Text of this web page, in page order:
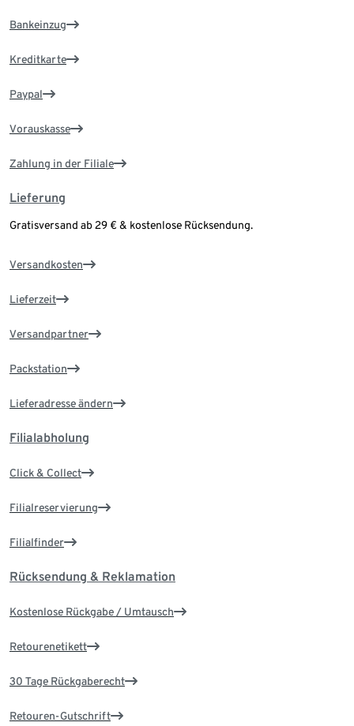
Bankeinzug
Kreditkarte
Paypal
Vorauskasse
Zahlung in der Filiale
Lieferung
Gratisversand ab 29 € & kostenlose Rücksendung.
Versandkosten
Lieferzeit
Versandpartner
Packstation
Lieferadresse ändern
Filialabholung
Click & Collect
Filialreservierung
Filialfinder
Rücksendung & Reklamation
Kostenlose Rückgabe / Umtausch
Retourenetikett
30 Tage Rückgaberecht
Retouren-Gutschrift